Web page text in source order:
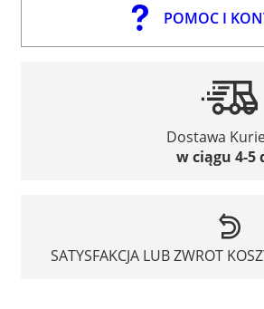
POMOC I
Dostawa
w ciągu 4-5
SATYSFAKCJA LUB ZWROT